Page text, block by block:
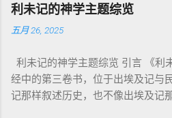
利未记的神学主题综览
五月 26, 2025
利未记的神学主题综览 引言 《利
经中的第三卷书，位于出埃及记与
记那样叙述历史，也不像出埃及记